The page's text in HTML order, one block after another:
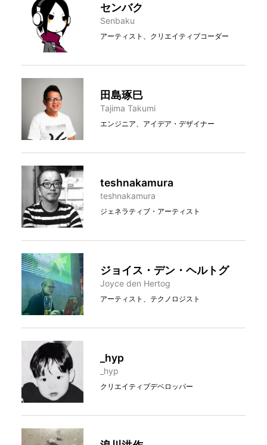
センバク
Senbaku
アーティスト、クリエイティブコーダー
田島琢巳
Tajima Takumi
エンジニア、アイデア・デザイナー
teshnakamura
teshnakamura
ジェネラティブ・アーティスト
ジョイス・デン・ヘルトグ
Joyce den Hertog
アーティスト、テクノロジスト
_hyp
_hyp
クリエイティブデベロッパー